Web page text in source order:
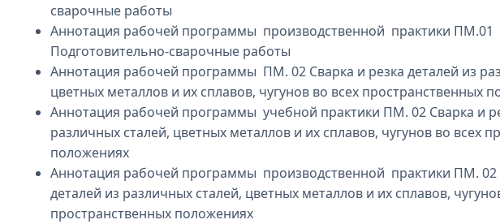
сварочные работы
Аннотация рабочей программы производственной практики ПМ.01
Подготовительно-сварочные работы
Аннотация рабочей программы ПМ. 02 Сварка и резка деталей из
цветных металлов и их сплавов, чугунов во всех пространственных
Аннотация рабочей программы учебной практики ПМ. 02 Сварка и
различных сталей, цветных металлов и их сплавов, чугунов во всех
положениях
Аннотация рабочей программы производственной практики ПМ. 02
деталей из различных сталей, цветных металлов и их сплавов,
пространственных положениях